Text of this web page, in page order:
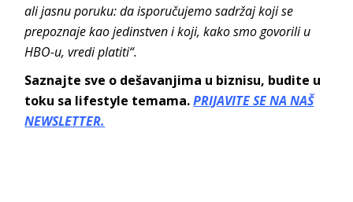
ali jasnu poruku: da isporučujemo sadržaj koji se
prepoznaje kao jedinstven i koji, kako smo govorili u
HBO-u, vredi platiti“.
Saznajte sve o dešavanjima u biznisu, budite u
toku sa lifestyle temama.PRIJAVITE SE NA NAŠ
NEWSLETTER.